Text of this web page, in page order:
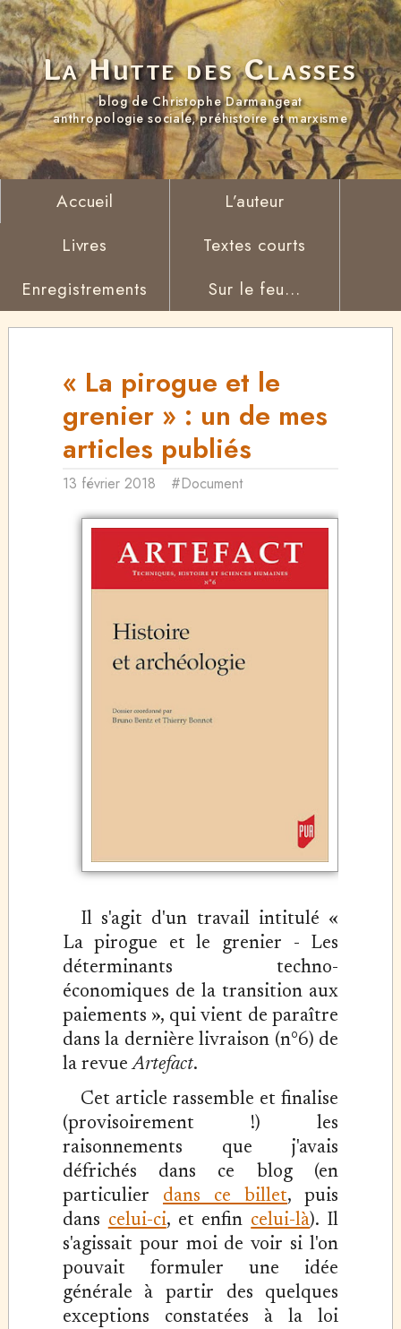
La Hutte des Classes
blog de Christophe Darmangeat
anthropologie sociale, préhistoire et marxisme
Accueil
L’auteur
Livres
Textes courts
Enregistrements
Sur le feu...
« La pirogue et le
grenier » : un de mes
articles publiés
13 février 2018 #Document
Il s'agit d'un travail intitulé «
La pirogue et le grenier - Les
déterminants techno-
économiques de la transition aux
paiements », qui vient de paraître
dans la dernière livraison (n°6) de
la revueArtefact.
Cet article rassemble et finalise
(provisoirement !) les
raisonnements que j'avais
défrichés dans ce blog (en
particulier dans ce billet, puis
dans celui-ci, et enfin celui-là). Il
s'agissait pour moi de voir si l'on
pouvait formuler une idée
générale à partir des quelques
exceptions constatées à la loi